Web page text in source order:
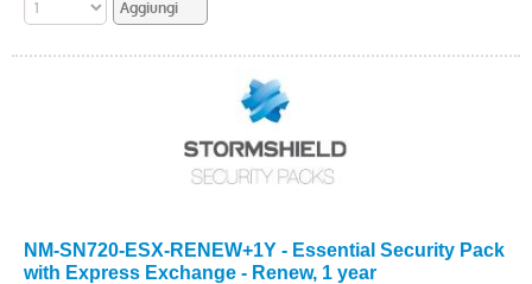
NM-SN720-ESX-RENEW+1Y - Essential Security Pack
with Express Exchange - Renew, 1 year